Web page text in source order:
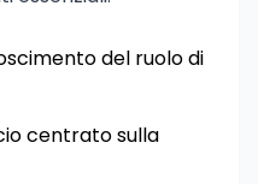
del ruolo di
centrato sulla